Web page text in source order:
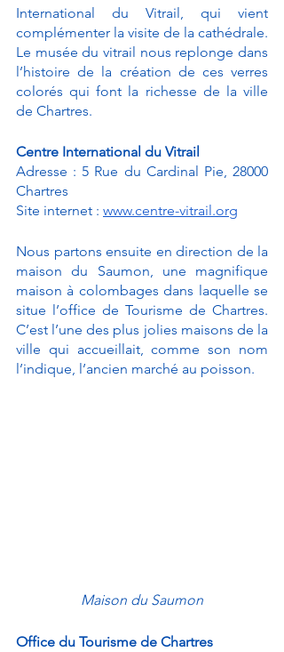
International du Vitrail, qui vient
complémenter la visite de la cathédrale.
Le musée du vitrail nous replonge dans
l’histoire de la création de ces verres
colorés qui font la richesse de la ville
de Chartres.
Centre International du Vitrail
Adresse : 5 Rue du Cardinal Pie, 28000
Chartres
Site internet : www.centre-vitrail.org
Nous partons ensuite en direction de la
maison du Saumon, une magnifique
maison à colombages dans laquelle se
situe l’office de Tourisme de Chartres.
C’est l’une des plus jolies maisons de la
ville qui accueillait, comme son nom
l’indique, l’ancien marché au poisson.
Maison du Saumon
Office du Tourisme de Chartres